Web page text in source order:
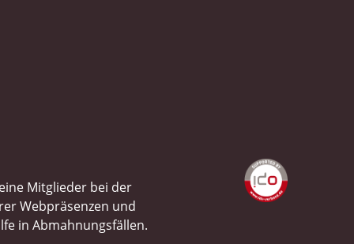
Mitglieder bei der
Webpräsenzen und
in Abmahnungsfällen.